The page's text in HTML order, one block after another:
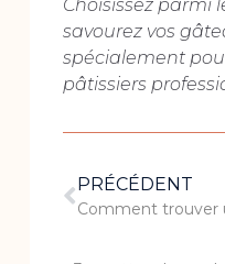
Choisissez parmi
savourez vos
spécialement
pâtissiers
PRÉCÉDENT